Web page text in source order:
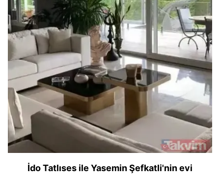
İdo Tatlıses ile Yasemin Şefkatli'nin evi